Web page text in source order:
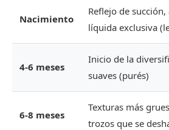
Nacimiento
Reflejo de
líquida exclusiva
4-6 meses
Inicio de la
suaves (purés)
6-8 meses
Texturas más
trozos que se